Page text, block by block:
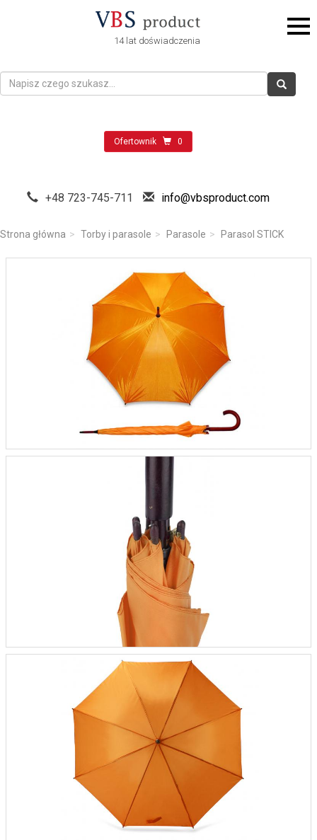
14 lat doświadczenia
Ofertownik 0
+48 723-745-711 info@vbsproduct.com
Strona główna Torby i parasole Parasole Parasol STICK